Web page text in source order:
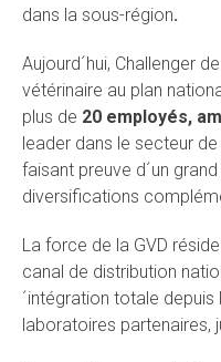
dans la sous-région.
Aujourd´hui, Challenger
vétérinaire au plan
plus de 20 employés,
leader dans le secteur
faisant preuve d´un
diversifications
La force de la GVD
canal de distribution
´intégration totale
laboratoires partenaires,